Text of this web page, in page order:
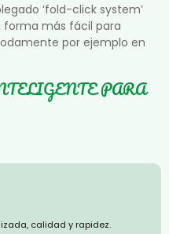
‘fold-click system’
forma más fácil para
por ejemplo en
PARA
calidad y rapidez.